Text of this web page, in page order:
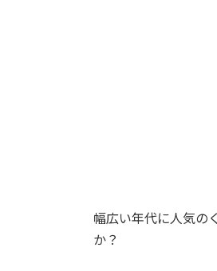
幅広い年代に人気の
か？